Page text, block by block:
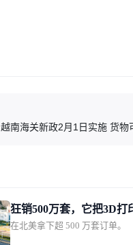
越南海关新政2月1日实施 货物
狂销500万套，它把3D打
笔！
在北美拿下超 500 万套订单。